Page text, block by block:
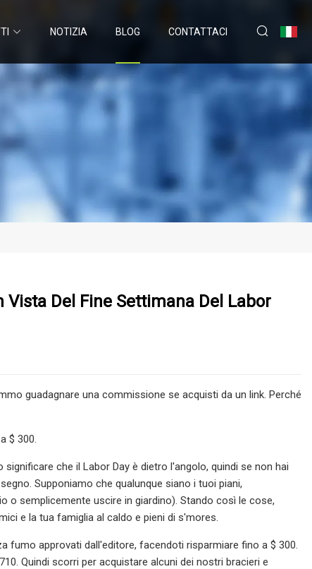
NOTIZIA BLOG CONTATTACI
Vista Del Fine Settimana Del Labor
guadagnare una commissione se acquisti da un link. Perché
$ 300.
che il Labor Day è dietro l'angolo, quindi se non hai
Supponiamo che qualunque siano i tuoi piani,
o semplicemente uscire in giardino). Stando così le cose,
e la tua famiglia al caldo e pieni di s'mores.
approvati dall'editore, facendoti risparmiare fino a $ 300.
Quindi scorri per acquistare alcuni dei nostri bracieri e